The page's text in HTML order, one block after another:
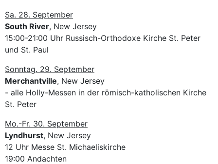
Sa. 28. September
South River, New Jersey
15:00-21:00 Uhr Russisch-Orthodoxe Kirche St. Peter
und St. Paul
Sonntag. 29. September
Merchantville, New Jersey
- alle Holly-Messen in der römisch-katholischen Kirche
St. Peter
Mo.-Fr. 30. September
Lyndhurst, New Jersey
12 Uhr Messe St. Michaeliskirche
19:00 Andachten